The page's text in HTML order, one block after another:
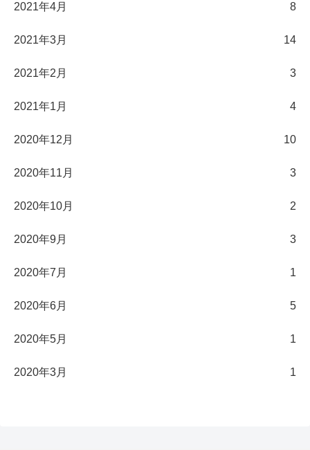
2021年4月 8
2021年3月 14
2021年2月 3
2021年1月 4
2020年12月 10
2020年11月 3
2020年10月 2
2020年9月 3
2020年7月 1
2020年6月 5
2020年5月 1
2020年3月 1